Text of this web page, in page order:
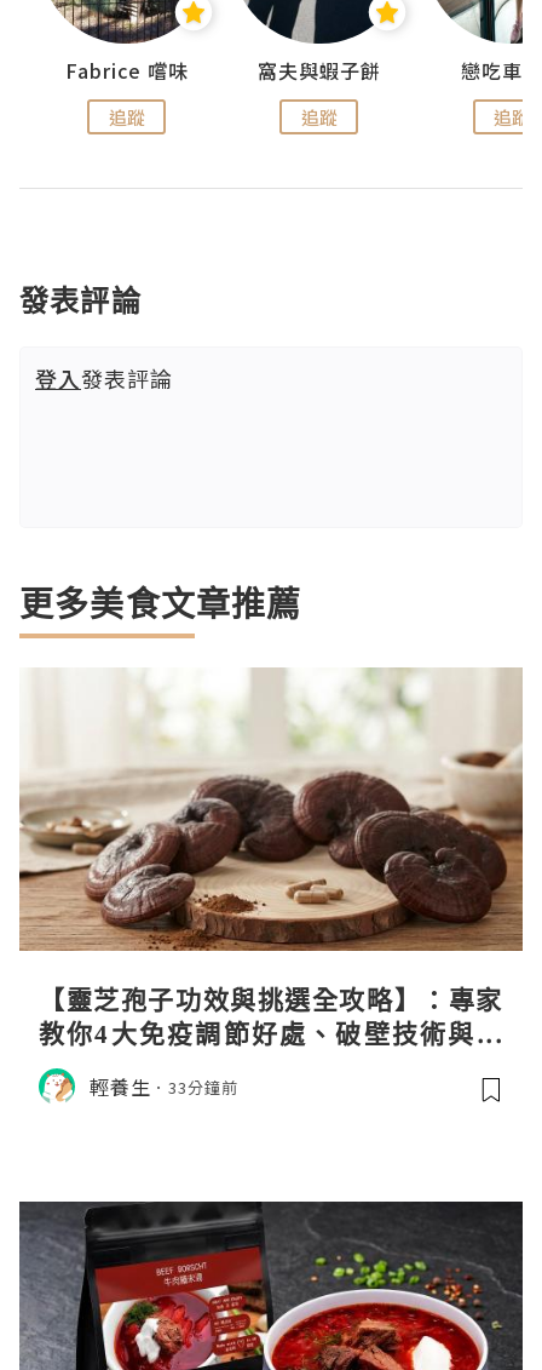
Fabrice 嚐味
追蹤
窩夫與蝦子餅
追蹤
戀吃車
追蹤
發表評論
登入發表評論
更多美食文章推薦
【靈芝孢子功效與挑選全攻略】：專家
教你4大免疫調節好處、破壁技術與挑
選秘訣
輕養生 33分鐘前